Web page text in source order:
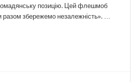
позицію. Цей флешмоб
разом збережемо незалежність». …